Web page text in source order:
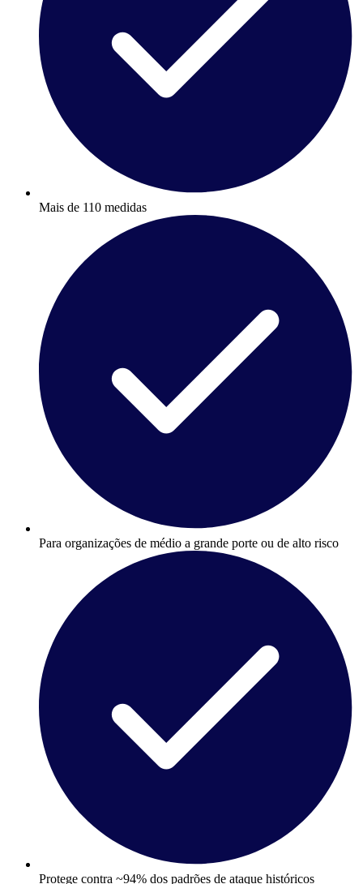
Mais de 110 medidas
Para organizações de médio a grande porte ou de alto risco
Protege contra ~94% dos padrões de ataque históricos